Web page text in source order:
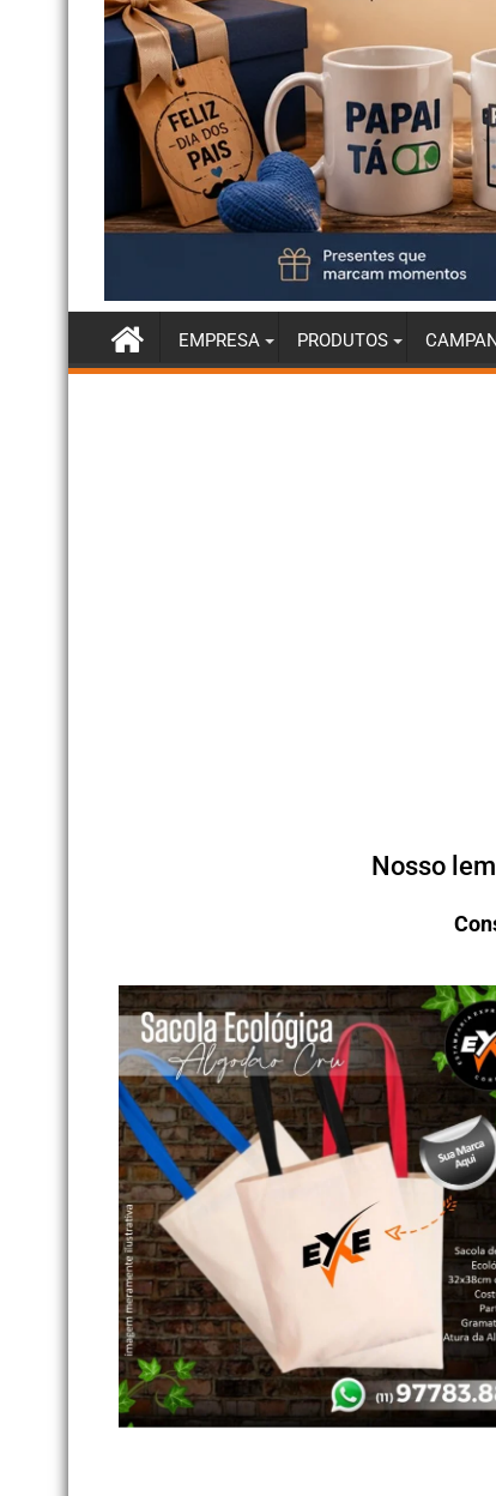
EMPRESA PRODUTOS
Nosso